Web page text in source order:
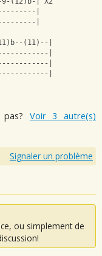
|
|
(11)--|
|
|
|
Voir 3 autre(s)
Signaler un problème
ou simplement de